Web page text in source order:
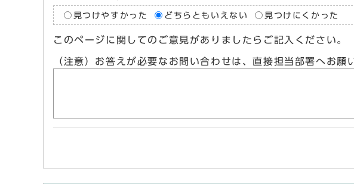
見つけやすかった どちらともいえない 見つけにくかった
このページに関してのご意見がありましたらご記入ください。
（注意）お答えが必要なお問い合わせは、直接担当部署へお